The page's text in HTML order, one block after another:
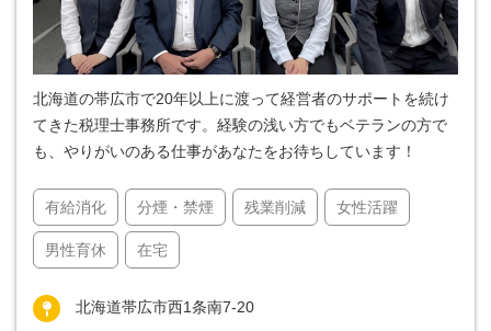
北海道の帯広市で20年以上に渡って経営者のサポートを続け
てきた税理士事務所です。経験の浅い方でもベテランの方で
も、やりがいのある仕事があなたをお待ちしています！
有給消化 分煙・禁煙 残業削減 女性活躍
男性育休 在宅
北海道帯広市西1条南7-20